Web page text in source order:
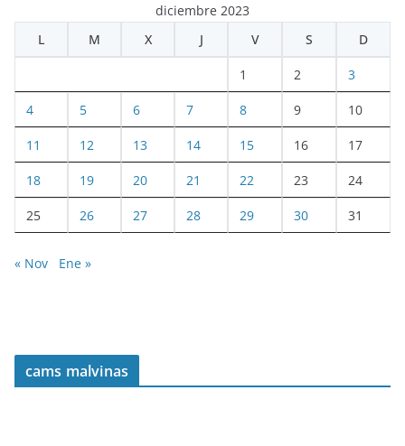
diciembre 2023
L
M X J V S D
1 2 3
4 5 6 7 8 9 10
11 12 13 14 15 16 17
18 19 20 21 22 23 24
25 26 27 28 29 30 31
« Nov Ene »
cams malvinas